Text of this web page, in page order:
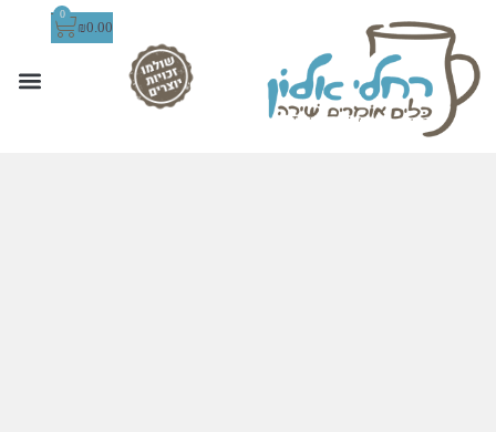
₪0.00
0